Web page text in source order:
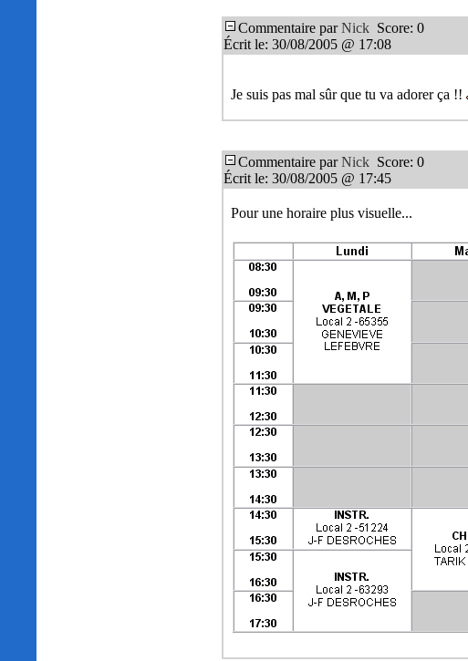
Commentaire parNick Score: 0
Écrit le: 30/08/2005 @ 17:08
Je suis pas mal sûr que tu va adorer ça !!
Commentaire parNick Score: 0
Écrit le: 30/08/2005 @ 17:45
Pour une horaire plus visuelle...